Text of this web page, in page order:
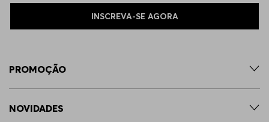
INSCREVA-SE AGORA
PROMOÇÃO
NOVIDADES